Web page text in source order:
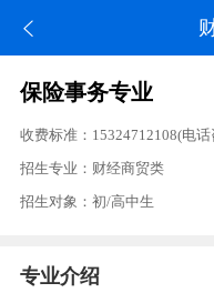
保险事务专业
收费标准：15324712108(电话
招生专业：财经商贸类
招生对象：初/高中生
专业介绍